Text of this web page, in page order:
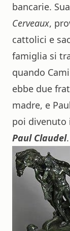
bancarie.
Cerveaux,
cattolici e
famiglia si
quando
ebbe due
madre, e
poi divenuto
Paul Claudel.